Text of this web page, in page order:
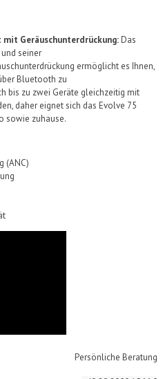
mit Geräuschunterdrückung:Das
seiner
ermöglicht es Ihnen,
Bluetooth zu
bis zu zwei Geräte gleichzeitig mit
daher eignet sich das Evolve 75
sowie zuhause.
(ANC)
Persönliche Beratung